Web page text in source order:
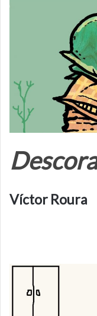
Víctor Roura